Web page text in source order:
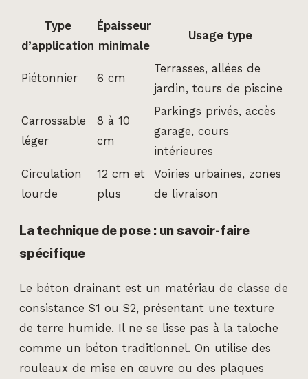
Type
d’application
Épaisseur
minimale
Usage type
Piétonnier 6 cm
Terrasses, allées de
jardin, tours de piscine
Carrossable
léger
8 à 10
cm
Parkings privés, accès
garage, cours
intérieures
Circulation
lourde
12 cm et
plus
Voiries urbaines, zones
de livraison
La technique de pose : un savoir-faire
spécifique
Le béton drainant est un matériau de classe de
consistance S1 ou S2, présentant une texture
de terre humide. Il ne se lisse pas à la taloche
comme un béton traditionnel. On utilise des
rouleaux de mise en œuvre ou des plaques